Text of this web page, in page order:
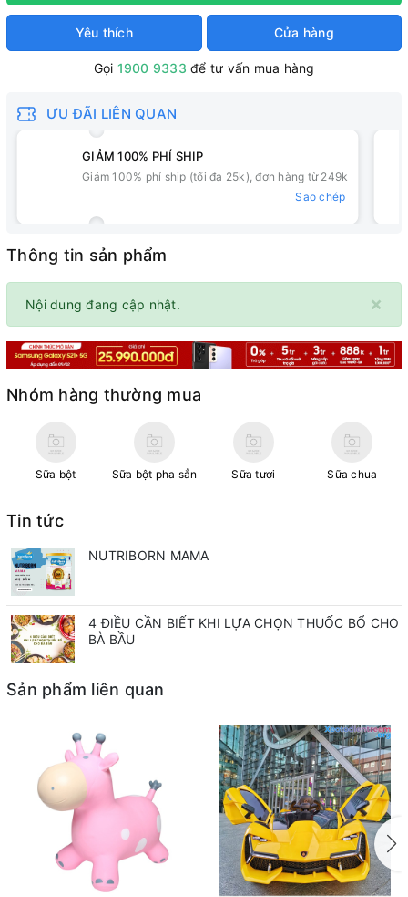
Yêu thích Cửa hàng
Gọi 1900 9333 để tư vấn mua hàng
ƯU ĐÃI LIÊN QUAN
GIẢM 100% PHÍ SHIP
Giảm 100% phí ship (tối đa 25k), đơn hàng từ 249k
Sao chép
Thông tin sản phẩm
×
Nội dung đang cập nhật.
Nhóm hàng thường mua
Sữa bột Sữa bột pha sẳn Sữa tươi Sữa chua
Tin tức
NUTRIBORN MAMA
4 ĐIỀU CẦN BIẾT KHI LỰA CHỌN THUỐC BỔ CHO
BÀ BẦU
Sản phẩm liên quan